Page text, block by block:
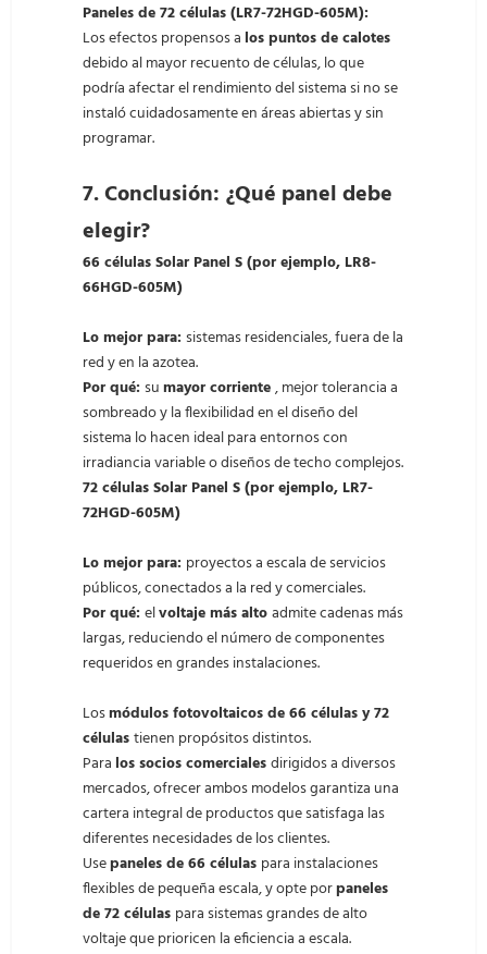
Paneles de 72 células (LR7-72HGD-605M):
Los efectos propensos a los puntos de calotes
debido al mayor recuento de células, lo que
podría afectar el rendimiento del sistema si no se
instaló cuidadosamente en áreas abiertas y sin
programar.
7.Conclusión: ¿Qué panel debe
elegir?
66 células Solar Panel S (por ejemplo, LR8-
66HGD-605M)
Lo mejor para: sistemas residenciales, fuera de la
red y en la azotea.
Por qué: sumayor corriente, mejor tolerancia a
sombreado y la flexibilidad en el diseño del
sistema lo hacen ideal para entornos con
irradiancia variable o diseños de techo complejos.
72 células Solar Panel S (por ejemplo, LR7-
72HGD-605M)
Lo mejor para: proyectos a escala de servicios
públicos, conectados a la red y comerciales.
Por qué: elvoltaje más altoadmite cadenas más
largas, reduciendo el número de componentes
requeridos en grandes instalaciones.
Losmódulos fotovoltaicosde 66 células y 72
célulastienen propósitos distintos.
Para los socios comercialesdirigidos a diversos
mercados, ofrecer ambos modelos garantiza una
cartera integral de productos que satisfaga las
diferentes necesidades de los clientes.
Usepaneles de 66 células para instalaciones
flexibles de pequeña escala, y opte porpaneles
de 72 células para sistemas grandes de alto
voltaje que prioricen la eficiencia a escala.